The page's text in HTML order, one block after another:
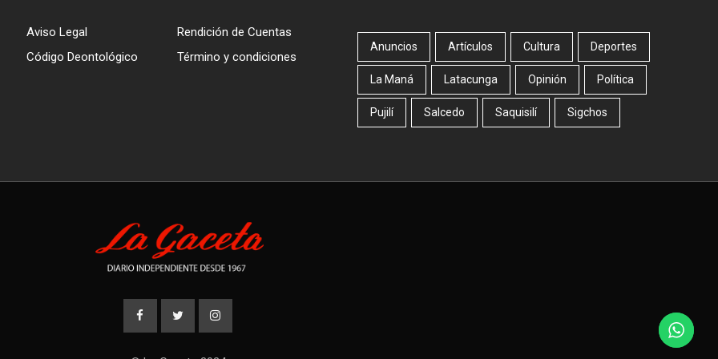
Aviso Legal
Rendición de Cuentas
Código Deontológico
Término y condiciones
Anuncios Artículos Cultura Deportes
La Maná Latacunga Opinión Política
Pujilí Salcedo Saquisilí Sigchos